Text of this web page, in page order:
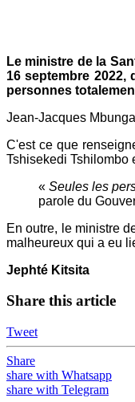
Le ministre de la
16 septembre
personnes
Jean-Jacques
C'est ce que
Tshisekedi Tshilombo
« Seules les
parole du
En outre, le ministre
malheureux qui a eu
Jephté Kitsita
Share this article
Tweet
Share
share with Whatsapp
share with Telegram